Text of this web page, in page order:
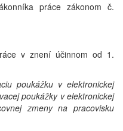
práce zákonom č.
v znení účinnom od 1.
poukážku v elektronickej
poukážky v elektronickej
zmeny na pracovisku